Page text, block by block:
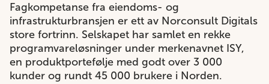
Fagkompetanse fra eiendoms- og
infrastrukturbransjen er ett av Norconsult Digitals
store fortrinn. Selskapet har samlet en rekke
programvareløsninger under merkenavnet ISY,
en produktportefølje med godt over 3 000
kunder og rundt 45 000 brukere i Norden.